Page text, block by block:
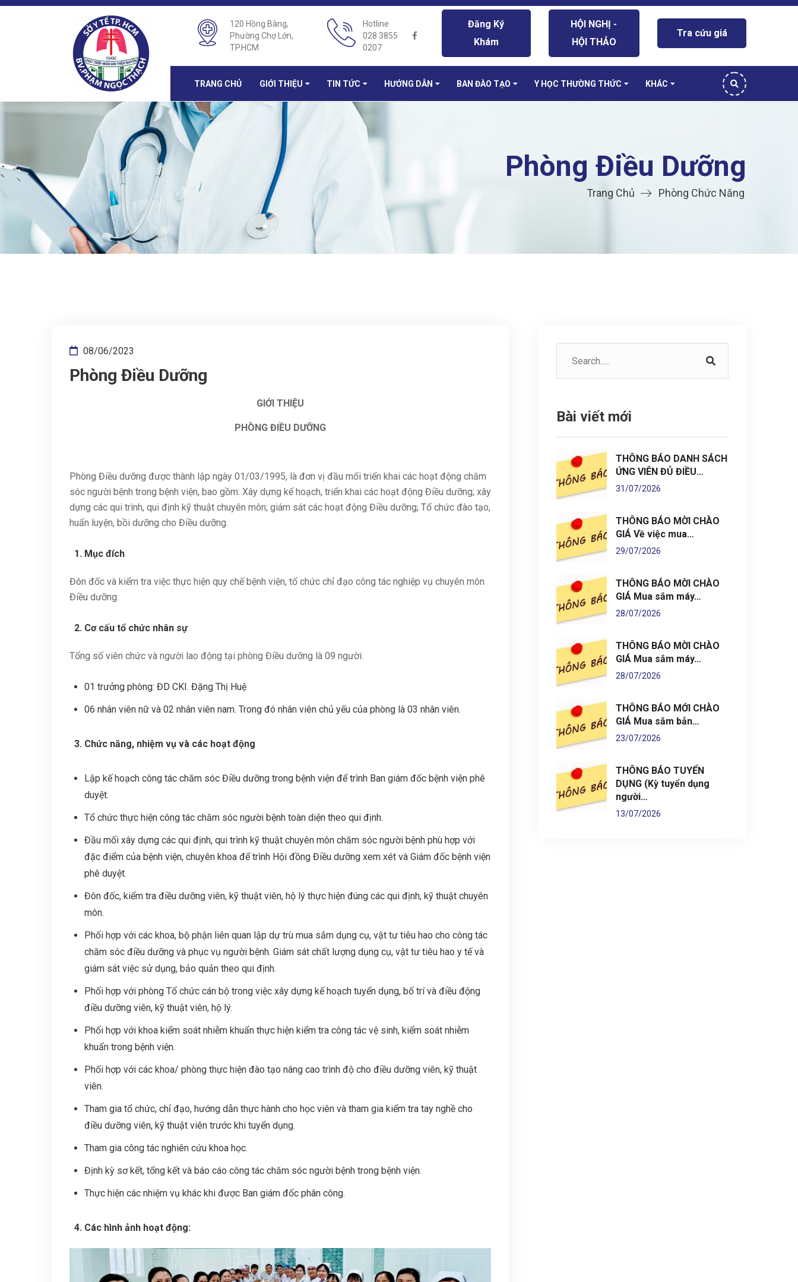
120 Hồng Bàng,
Phường Chợ Lớn,
TP.HCM
Hotline
028 3855
0207
Đăng Ký
Khám
HỘI NGHỊ -
HỘI THẢO
Tra cứu giá
TRANG CHỦ GIỚI THIỆU TIN TỨC HƯỚNG DẪN BAN ĐÀO TẠO Y HỌC THƯỜNG THỨC KHÁC
Phòng Điều Dưỡng
Trang Chủ Phòng Chức Năng
08/06/2023
Phòng Điều Dưỡng
GIỚI THIỆU
PHÒNG ĐIỀU DƯỠNG
Phòng Điều dưỡng được thành lập ngày 01/03/1995, là đơn vị đầu mối triển khai các hoạt động chăm
sóc người bệnh trong bệnh viện, bao gồm: Xây dựng kế hoạch, triển khai các hoạt động Điều dưỡng; xây
dựng các qui trình, qui định kỹ thuật chuyên môn; giám sát các hoạt động Điều dưỡng; Tổ chức đào tạo,
huấn luyện, bồi dưỡng cho Điều dưỡng.
Mục đích
Đôn đốc và kiểm tra việc thực hiện quy chế bệnh viện, tổ chức chỉ đạo công tác nghiệp vụ chuyên môn
Điều dưỡng.
Cơ cấu tổ chức nhân sự
Tổng số viên chức và người lao động tại phòng Điều dưỡng là 09 người:
01 trưởng phòng: ĐD CKI. Đặng Thị Huệ
06 nhân viên nữ và 02 nhân viên nam. Trong đó nhân viên chủ yếu của phòng là 03 nhân viên.
Chức năng, nhiệm vụ và các hoạt động
Lập kế hoạch công tác chăm sóc Điều dưỡng trong bệnh viện để trình Ban giám đốc bệnh viện phê
duyệt.
Tổ chức thực hiện công tác chăm sóc người bệnh toàn diện theo qui định.
Đầu mối xây dựng các qui định, qui trình kỹ thuật chuyên môn chăm sóc người bệnh phù hợp với
đặc điểm của bệnh viện, chuyên khoa để trình Hội đồng Điều dưỡng xem xét và Giám đốc bệnh viện
phê duyệt.
Đôn đốc, kiểm tra điều dưỡng viên, kỹ thuật viên, hộ lý thực hiện đúng các qui định, kỹ thuật chuyên
môn.
Phối hợp với các khoa, bộ phận liên quan lập dự trù mua sắm dụng cụ, vật tư tiêu hao cho công tác
chăm sóc điều dưỡng và phục vụ người bệnh. Giám sát chất lượng dụng cụ, vật tư tiêu hao y tế và
giám sát việc sử dụng, bảo quản theo qui định.
Phối hợp với phòng Tổ chức cán bộ trong việc xây dựng kế hoạch tuyển dụng, bố trí và điều động
điều dưỡng viên, kỹ thuật viên, hộ lý.
Phối hợp với khoa kiểm soát nhiễm khuẩn thực hiện kiểm tra công tác vệ sinh, kiểm soát nhiễm
khuẩn trong bệnh viện.
Phối hợp với các khoa/ phòng thực hiện đào tạo nâng cao trình độ cho điều dưỡng viên, kỹ thuật
viên.
Tham gia tổ chức, chỉ đạo, hướng dẫn thực hành cho học viên và tham gia kiểm tra tay nghề cho
điều dưỡng viên, kỹ thuật viên trước khi tuyển dụng.
Tham gia công tác nghiên cứu khoa học.
Định kỳ sơ kết, tổng kết và báo cáo công tác chăm sóc người bệnh trong bệnh viện.
Thực hiện các nhiệm vụ khác khi được Ban giám đốc phân công.
Các hình ảnh hoạt động:
Bài viết mới
THÔNG BÁO DANH SÁCH
ỨNG VIÊN ĐỦ ĐIỀU…
31/07/2026
THÔNG BÁO MỜI CHÀO
GIÁ Về việc mua…
29/07/2026
THÔNG BÁO MỜI CHÀO
GIÁ Mua sắm máy…
28/07/2026
THÔNG BÁO MỜI CHÀO
GIÁ Mua sắm máy…
28/07/2026
THÔNG BÁO MỚI CHÀO
GIÁ Mua sắm bản…
23/07/2026
THÔNG BÁO TUYỂN
DỤNG (Kỳ tuyển dụng
người…
13/07/2026